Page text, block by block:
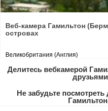
Веб-камера Гамильтон
островах
Великобритания (Англия)
Делитесь вебкамерой
Не забудьте